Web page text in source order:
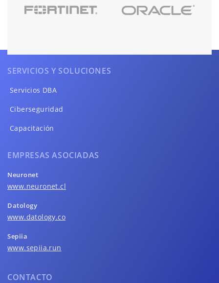
SERVICIOS Y SOLUCIONES
Servicios DBA
Ciberseguridad
Capacitación
EMPRESAS ASOCIADAS
Neuronet
www.neuronet.cl
Datology
www.datology.co
Sepiia
www.sepiia.run
CONTACTO